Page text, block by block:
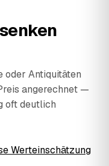
oder Antiquitäten
angerechnet —
oft deutlich
Werteinschätzung